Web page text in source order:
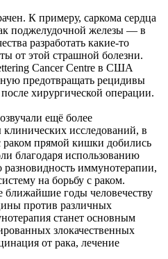
К примеру, саркома сердца
поджелудочной железы — в
разработать какие-то
от этой страшной болезни.
Cancer Centre в США
предотвращать рецидивы
хирургической операции.
ещё более
исследований, в
раком прямой кишки добились
благодаря использованию
разновидность иммунотерапии,
на борьбу с раком.
годы человечеству
против различных
станет основным
злокачественных
от рака, лечение